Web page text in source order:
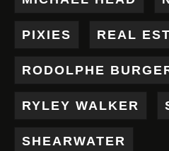
PIXIES REAL
RODOLPHE
RYLEY WALKER
SHEARWATER